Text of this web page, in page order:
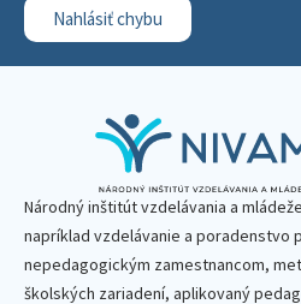
Nahlásiť chybu
Národný inštitút vzdelávania a
napríklad vzdelávanie a poradenstvo
nepedagogickým zamestnancom,
školských zariadení, aplikovaný